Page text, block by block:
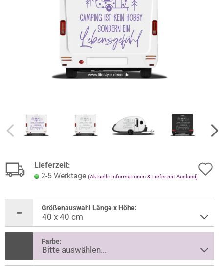
Lieferzeit:
2-5 Werktage (Aktuelle Informationen & Lieferzeit Ausland)
Größenauswahl Länge x Höhe:
Farbe: